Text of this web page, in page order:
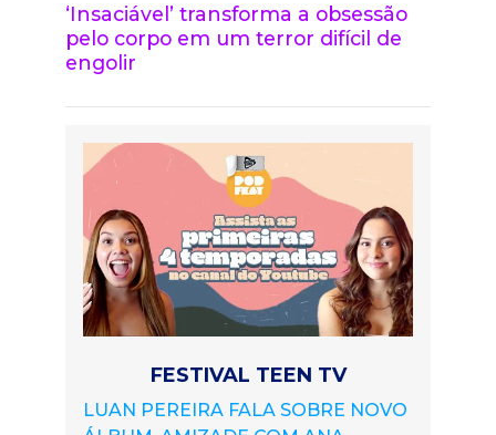
‘Insaciável’ transforma a obsessão
pelo corpo em um terror difícil de
engolir
FESTIVAL TEEN TV
LUAN PEREIRA FALA SOBRE NOVO